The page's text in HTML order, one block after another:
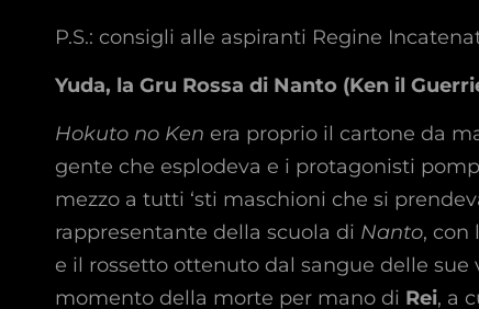
P.S.: consigli alle aspiranti Regine
Yuda, la Gru Rossa di Nanto (Ken il
Hokuto no Ken era proprio il cartone da
gente che esplodeva e i protagonisti
mezzo a tutti ‘sti maschioni che si
rappresentante della scuola di Nanto, con
e il rossetto ottenuto dal sangue delle
momento della morte per mano di Rei, a